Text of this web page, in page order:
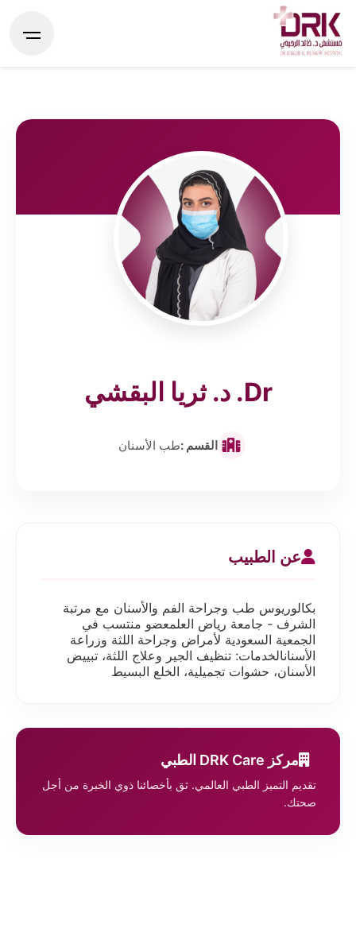
Dr. د. ثريا البقشي
القسم :طب الأسنان
عن الطبيب
بكالوريوس طب وجراحة الفم والأسنان مع مرتبة
الشرف - جامعة رياض العلمعضو منتسب في
الجمعية السعودية لأمراض وجراحة اللثة وزراعة
الأسنانالخدمات: تنظيف الجير وعلاج اللثة، تبييض
الأسنان، حشوات تجميلية، الخلع البسيط
مركز DRK Care الطبي
تقديم التميز الطبي العالمي. ثق بأخصائنا ذوي الخبرة من أجل
صحتك.